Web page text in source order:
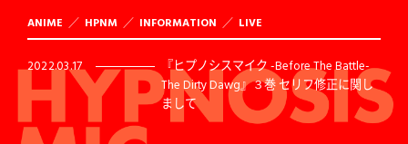
ANIME HPNM INFORMATION LIVE
2022.03.17
『ヒプノシスマイク -Before The Battle-
The Dirty Dawg』３巻 セリフ修正に関し
まして